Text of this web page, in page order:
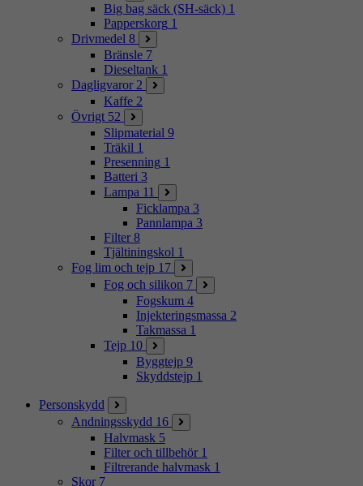
Big bag säck (SH-säck) 1
Papperskorg 1
Drivmedel 8
Bränsle 7
Dieseltank 1
Dagligvaror 2
Kaffe 2
Övrigt 52
Slipmaterial 9
Träkil 1
Presenning 1
Batteri 3
Lampa 11
Ficklampa 3
Pannlampa 3
Filter 8
Tjältiningskol 1
Fog lim och tejp 17
Fog och silikon 7
Fogskum 4
Injekteringsmassa 2
Takmassa 1
Tejp 10
Byggtejp 9
Skyddstejp 1
Personskydd
Andningsskydd 16
Halvmask 5
Filter och tillbehör 1
Filtrerande halvmask 1
Skor 7